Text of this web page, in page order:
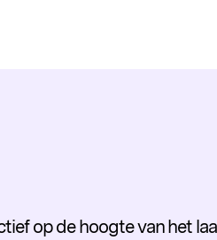
op de hoogte van het